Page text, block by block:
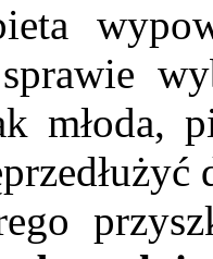
młoda,